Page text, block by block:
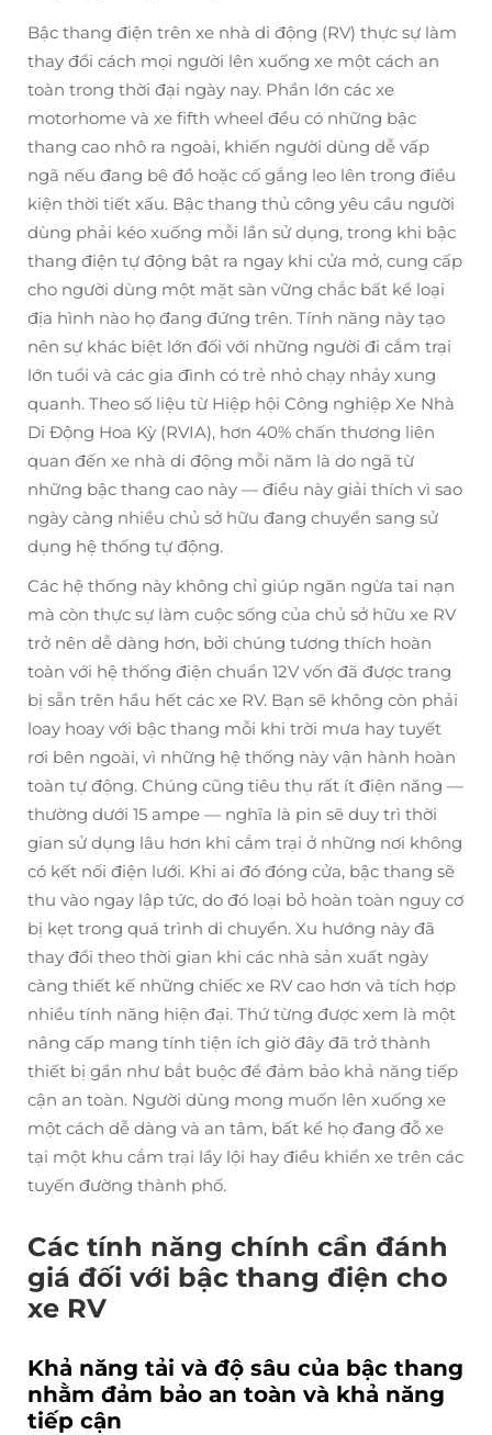
Bậc thang điện trên xe nhà di động (RV) thực sự làm
thay đổi cách mọi người lên xuống xe một cách an
toàn trong thời đại ngày nay. Phần lớn các xe
motorhome và xe fifth wheel đều có những bậc
thang cao nhô ra ngoài, khiến người dùng dễ vấp
ngã nếu đang bê đồ hoặc cố gắng leo lên trong điều
kiện thời tiết xấu. Bậc thang thủ công yêu cầu người
dùng phải kéo xuống mỗi lần sử dụng, trong khi bậc
thang điện tự động bật ra ngay khi cửa mở, cung cấp
cho người dùng một mặt sàn vững chắc bất kể loại
địa hình nào họ đang đứng trên. Tính năng này tạo
nên sự khác biệt lớn đối với những người đi cắm trại
lớn tuổi và các gia đình có trẻ nhỏ chạy nhảy xung
quanh. Theo số liệu từ Hiệp hội Công nghiệp Xe Nhà
Di Động Hoa Kỳ (RVIA), hơn 40% chấn thương liên
quan đến xe nhà di động mỗi năm là do ngã từ
những bậc thang cao này — điều này giải thích vì sao
ngày càng nhiều chủ sở hữu đang chuyển sang sử
dụng hệ thống tự động.
Các hệ thống này không chỉ giúp ngăn ngừa tai nạn
mà còn thực sự làm cuộc sống của chủ sở hữu xe RV
trở nên dễ dàng hơn, bởi chúng tương thích hoàn
toàn với hệ thống điện chuẩn 12V vốn đã được trang
bị sẵn trên hầu hết các xe RV. Bạn sẽ không còn phải
loay hoay với bậc thang mỗi khi trời mưa hay tuyết
rơi bên ngoài, vì những hệ thống này vận hành hoàn
toàn tự động. Chúng cũng tiêu thụ rất ít điện năng —
thường dưới 15 ampe — nghĩa là pin sẽ duy trì thời
gian sử dụng lâu hơn khi cắm trại ở những nơi không
có kết nối điện lưới. Khi ai đó đóng cửa, bậc thang sẽ
thu vào ngay lập tức, do đó loại bỏ hoàn toàn nguy cơ
bị kẹt trong quá trình di chuyển. Xu hướng này đã
thay đổi theo thời gian khi các nhà sản xuất ngày
càng thiết kế những chiếc xe RV cao hơn và tích hợp
nhiều tính năng hiện đại. Thứ từng được xem là một
nâng cấp mang tính tiện ích giờ đây đã trở thành
thiết bị gần như bắt buộc để đảm bảo khả năng tiếp
cận an toàn. Người dùng mong muốn lên xuống xe
một cách dễ dàng và an tâm, bất kể họ đang đỗ xe
tại một khu cắm trại lầy lội hay điều khiển xe trên các
tuyến đường thành phố.
Các tính năng chính cần đánh
giá đối với bậc thang điện cho
xe RV
Khả năng tải và độ sâu của bậc thang
nhằm đảm bảo an toàn và khả năng
tiếp cận